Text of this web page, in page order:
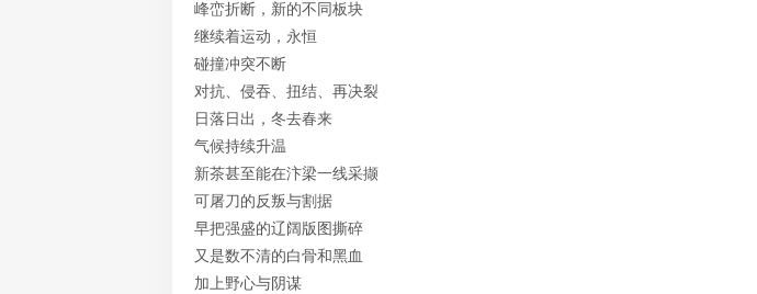
峰峦折断，新的不同板块
继续着运动，永恒
碰撞冲突不断
对抗、侵吞、扭结、再决裂
日落日出，冬去春来
气候持续升温
新茶甚至能在汴梁一线采撷
可屠刀的反叛与割据
早把强盛的辽阔版图撕碎
又是数不清的白骨和黑血
加上野心与阴谋